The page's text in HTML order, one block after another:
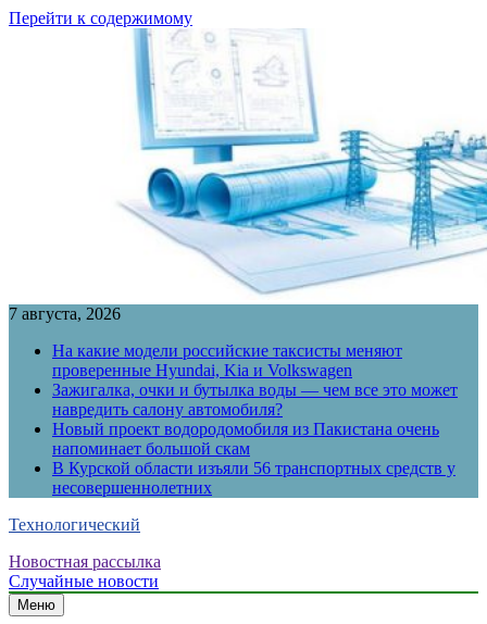
Перейти к содержимому
7 августа, 2026
На какие модели российские таксисты меняют
проверенные Hyundai, Kia и Volkswagen
Зажигалка, очки и бутылка воды — чем все это может
навредить салону автомобиля?
Новый проект водородомобиля из Пакистана очень
напоминает большой скам
В Курской области изъяли 56 транспортных средств у
несовершеннолетних
Технологический
Новостная рассылка
Случайные новости
Меню